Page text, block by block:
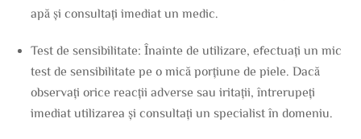
apă și consultați imediat un medic.
Test de sensibilitate: Înainte de utilizare, efectuați un mic
test de sensibilitate pe o mică porțiune de piele. Dacă
observați orice reacții adverse sau iritații, întrerupeți
imediat utilizarea și consultați un specialist în domeniu.